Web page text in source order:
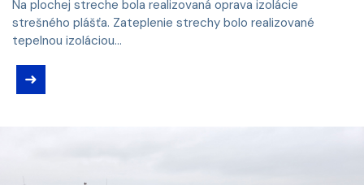
Na plochej streche bola realizovaná oprava izolácie
strešného plášťa. Zateplenie strechy bolo realizované
tepelnou izoláciou...
➜